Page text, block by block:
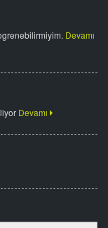
Devamı
Devamı